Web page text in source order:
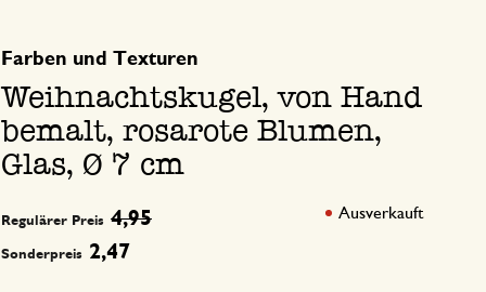
Weihnachtskugel, von Hand
bemalt, rosarote Blumen,
Glas, Ø 7 cm
Farben und Texturen
Sonderpreis 2,47
Regulärer Preis 4,95 Ausverkauft